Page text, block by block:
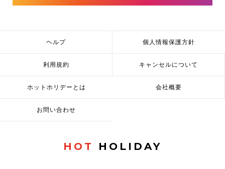
ヘルプ 個人情報保護方針
利用規約 キャンセルについて
ホットホリデーとは 会社概要
お問い合わせ
HOT HOLIDAY